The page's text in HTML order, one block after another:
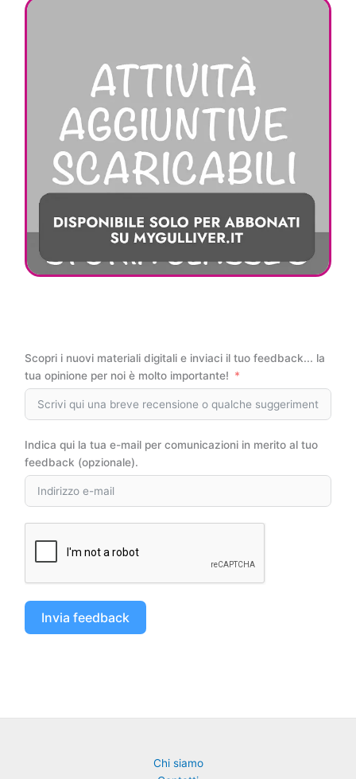
Scopri i nuovi materiali digitali e inviaci il tuo feedback... la
tua opinione per noi è molto importante!
Indica qui la tua e-mail per comunicazioni in merito al tuo
feedback (opzionale).
Invia feedback
Chi siamo